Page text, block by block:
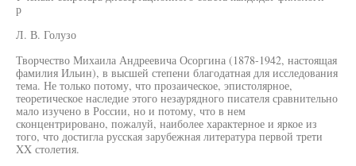
р
Л. В. Голузо
Творчество Михаила Андреевича Осоргина (1878-1942, настоящая
фамилия Ильин), в высшей степени благодатная для исследования
тема. Не только потому, что прозаическое, эпистолярное,
теоретическое наследие этого незаурядного писателя сравнительно
мало изучено в России, но и потому, что в нем
сконцентрировано, пожалуй, наиболее характерное и яркое из
того, что достигла русская зарубежная литература первой трети
XX столетия.